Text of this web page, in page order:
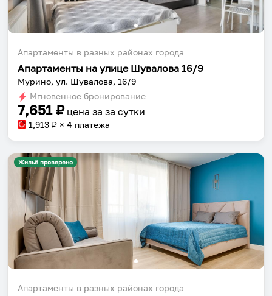
Апартаменты в разных районах города
Апартаменты на улице Шувалова 16/9
Мурино, ул. Шувалова, 16/9
Мгновенное бронирование
7,651₽ цена за за сутки
1,913 ₽ × 4 платежа
Жильё проверено
Апартаменты в разных районах города